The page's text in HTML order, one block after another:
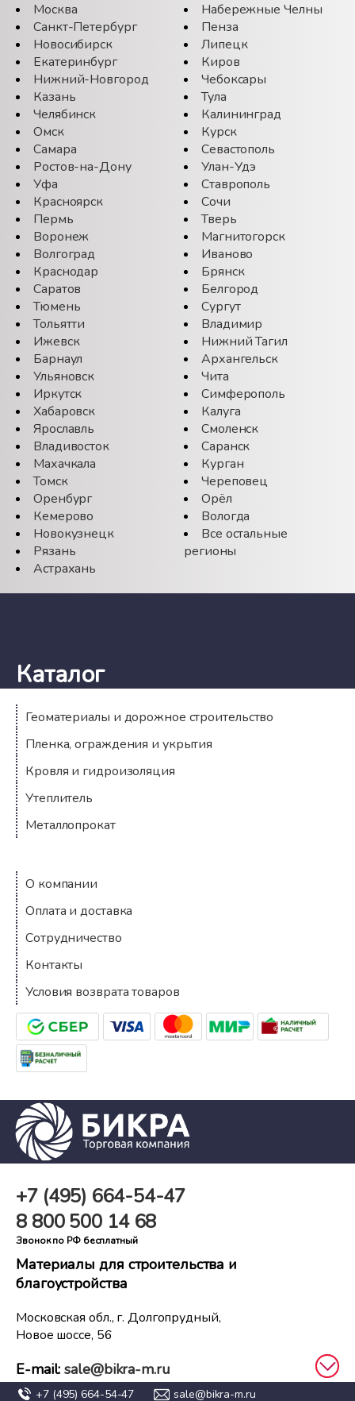
+7 (495) 664-54-47 sale@bikra-m.ru
Москва
Санкт-Петербург
Новосибирск
Екатеринбург
Нижний-Новгород
Казань
Челябинск
Омск
Самара
Ростов-на-Дону
Уфа
Красноярск
Пермь
Воронеж
Волгоград
Краснодар
Саратов
Тюмень
Тольятти
Ижевск
Барнаул
Ульяновск
Иркутск
Хабаровск
Ярославль
Владивосток
Махачкала
Томск
Оренбург
Кемерово
Новокузнецк
Рязань
Астрахань
Набережные Челны
Пенза
Липецк
Киров
Чебоксары
Тула
Калининград
Курск
Севастополь
Улан-Удэ
Ставрополь
Сочи
Тверь
Магнитогорск
Иваново
Брянск
Белгород
Сургут
Владимир
Нижний Тагил
Архангельск
Чита
Симферополь
Калуга
Смоленск
Саранск
Курган
Череповец
Орёл
Вологда
Все остальные
регионы
Каталог
Геоматериалы и дорожное строительство
Пленка, ограждения и укрытия
Кровля и гидроизоляция
Утеплитель
Металлопрокат
Компания
О компании
Оплата и доставка
Сотрудничество
Контакты
Условия возврата товаров
+7 (495) 664-54-47
8 800500 14 68
Звонок по РФ бесплатный
Материалы для строительства и
благоустройства
Московская обл., г. Долгопрудный,
Новое шоссе, 56
E-mail:sale@bikra-m.ru